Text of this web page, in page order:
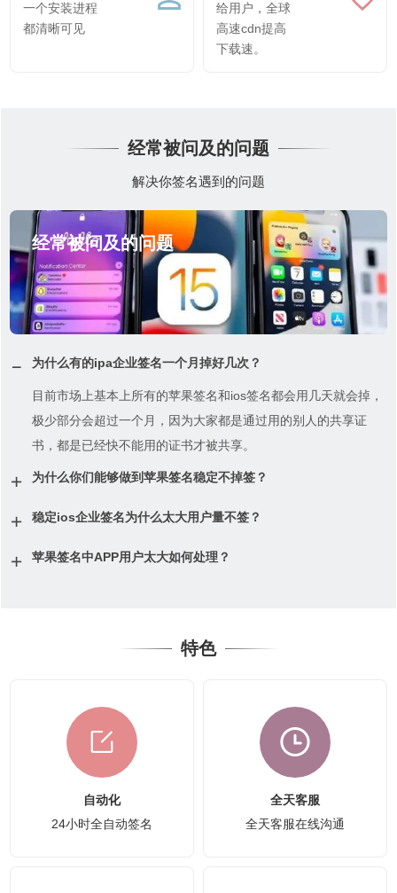
一个安装进程
都清晰可见
给用户，全球
高速cdn提高
下载速。
经常被问及的问题
解决你签名遇到的问题
经常被问及的问题
为什么有的ipa企业签名一个月掉好几次？
目前市场上基本上所有的苹果签名和ios签名都会用几天就会掉，
极少部分会超过一个月，因为大家都是通过用的别人的共享证
书，都是已经快不能用的证书才被共享。
为什么你们能够做到苹果签名稳定不掉签？
稳定ios企业签名为什么太大用户量不签？
苹果签名中APP用户太大如何处理？
特色
自动化
24小时全自动签名
全天客服
全天客服在线沟通